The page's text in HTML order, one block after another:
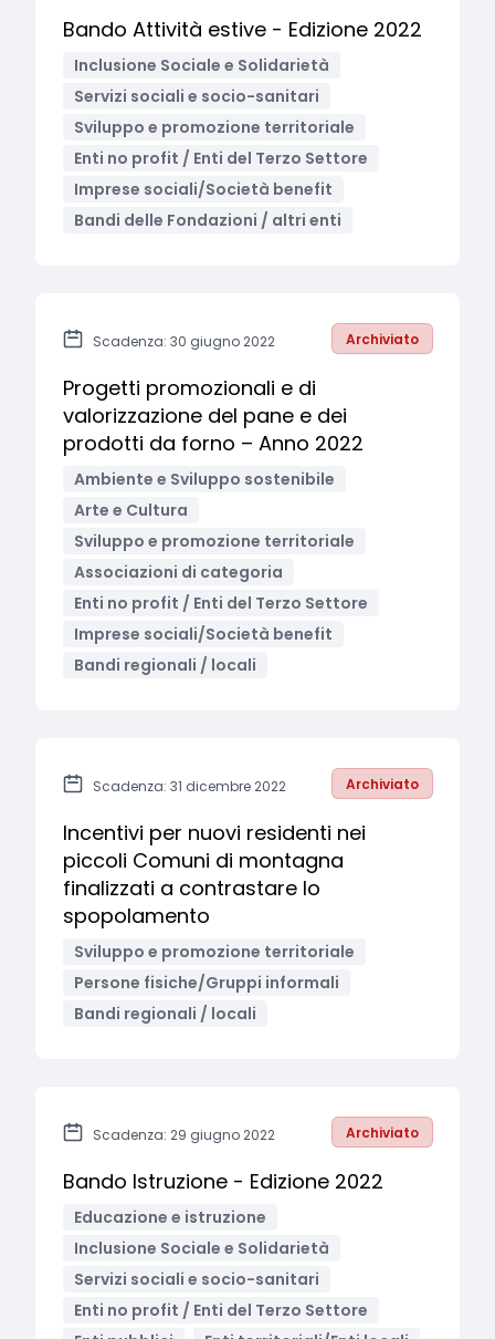
Bando Attività estive - Edizione 2022
Inclusione Sociale e Solidarietà
Servizi sociali e socio-sanitari
Sviluppo e promozione territoriale
Enti no profit / Enti del Terzo Settore
Imprese sociali/Società benefit
Bandi delle Fondazioni / altri enti
Scadenza: 30 giugno 2022 Archiviato
Progetti promozionali e di
valorizzazione del pane e dei
prodotti da forno – Anno 2022
Ambiente e Sviluppo sostenibile
Arte e Cultura
Sviluppo e promozione territoriale
Associazioni di categoria
Enti no profit / Enti del Terzo Settore
Imprese sociali/Società benefit
Bandi regionali / locali
Scadenza: 31 dicembre 2022 Archiviato
Incentivi per nuovi residenti nei
piccoli Comuni di montagna
finalizzati a contrastare lo
spopolamento
Sviluppo e promozione territoriale
Persone fisiche/Gruppi informali
Bandi regionali / locali
Scadenza: 29 giugno 2022 Archiviato
Bando Istruzione - Edizione 2022
Educazione e istruzione
Inclusione Sociale e Solidarietà
Servizi sociali e socio-sanitari
Enti no profit / Enti del Terzo Settore